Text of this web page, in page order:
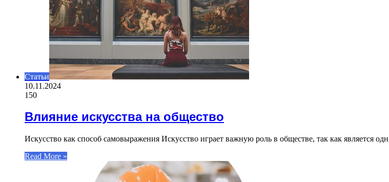
Статьи
10.11.2024
150
Влияние искусства на общество
Искусство как способ самовыражения Искусство играет важную роль в обществе, так как является
Read More »